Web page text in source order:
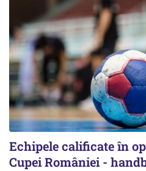
Echipele calificate în
Cupei României -